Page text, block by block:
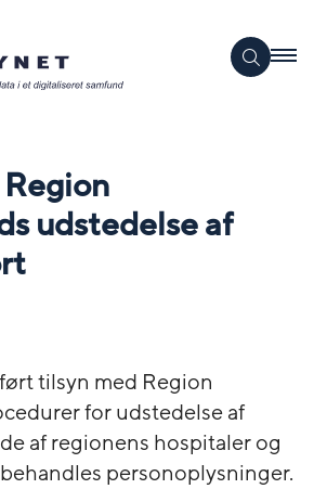
udstedelse af
tilsyn med Region
for udstedelse af
af regionens hospitaler og
personoplysninger.